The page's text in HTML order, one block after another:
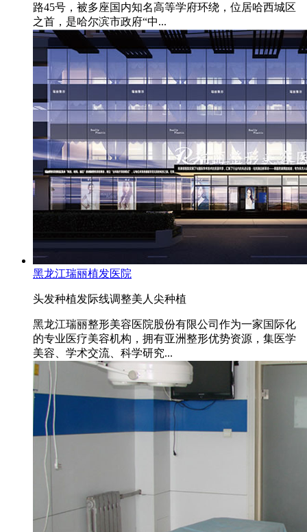
路45号，被多座国内知名高等学府环绕，位居哈西城区
之首，是哈尔滨市政府“中...
黑龙江瑞丽植发医院
头发种植发际线调整美人尖种植
黑龙江瑞丽整形美容医院股份有限公司作为一家国际化
的专业医疗美容机构，拥有亚洲整形优势资源，集医学
美容、学术交流、科学研究...